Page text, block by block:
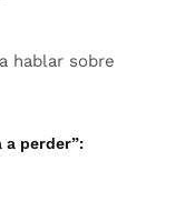
hablar sobre
a perder”: